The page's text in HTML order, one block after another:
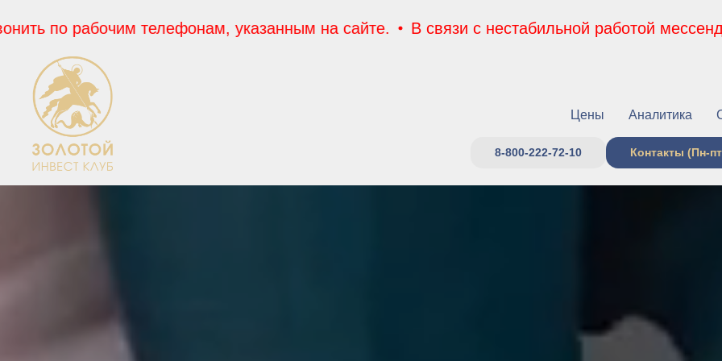
рабочим телефонам, указанным на сайте. В связи с нестабильной работой мессенджеров,
Цены Аналитика
8-800-222-72-10 Контакты (Пн-